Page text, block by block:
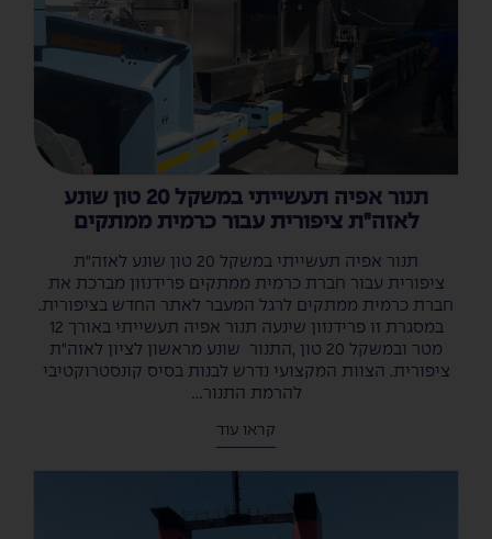
תנור אפיה תעשייתי במשקל 20 טון שונע
לאזה"ת ציפורית עבור כרמית ממתקים
תנור אפיה תעשייתי במשקל 20 טון שונע לאזה"ת
ציפורית עבור חברת כרמית ממתקים פרידנזון מברכת את
חברת כרמית ממתקים לרגל המעבר לאתר החדש בציפורית.
במסגרת זו פרידנזון שינעה תנור אפיה תעשייתי באורך 12
מטר ובמשקל 20 טון ,התנור שונע מראשון לציון לאזה"ת
ציפורית. הצוות המקצועי נדרש לבנות בסיס קונסטרוקטיבי
להרמת התנור...
קראו עוד